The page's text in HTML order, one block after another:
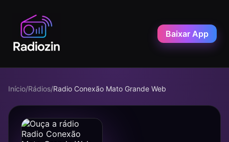
Baixar App
Início/Rádios/Radio Conexão Mato Grande Web